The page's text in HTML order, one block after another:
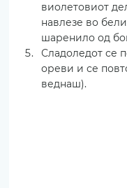
виолетовиот
навлезе во
шаренило од
Сладоледот се
ореви и се
веднаш).